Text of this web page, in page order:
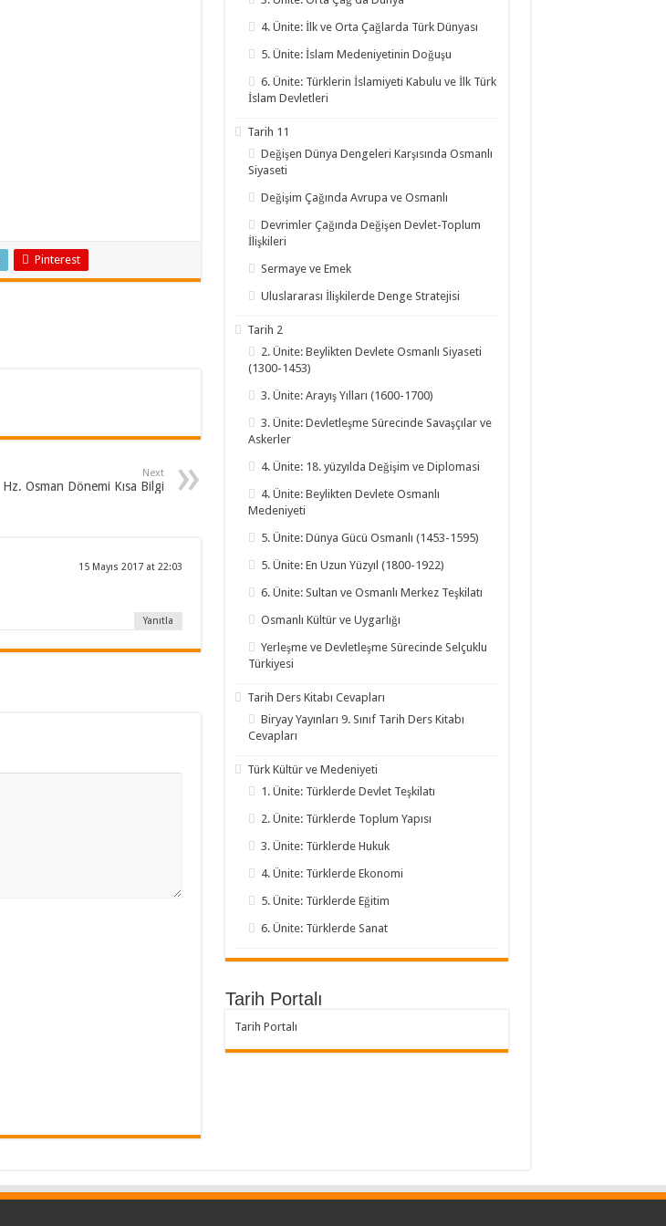
Pinterest
Next
Hz. Osman Dönemi Kısa Bilgi
15 Mayıs 2017 at 22:03
Yanıtla
4. Ünite: İlk ve Orta Çağlarda Türk Dünyası
5. Ünite: İslam Medeniyetinin Doğuşu
6. Ünite: Türklerin İslamiyeti Kabulu ve İlk Türk
İslam Devletleri
Tarih 11
Değişen Dünya Dengeleri Karşısında Osmanlı
Siyaseti
Değişim Çağında Avrupa ve Osmanlı
Devrimler Çağında Değişen Devlet-Toplum
İlişkileri
Sermaye ve Emek
Uluslararası İlişkilerde Denge Stratejisi
Tarih 2
2. Ünite: Beylikten Devlete Osmanlı Siyaseti
(1300-1453)
3. Ünite: Arayış Yılları (1600-1700)
3. Ünite: Devletleşme Sürecinde Savaşçılar ve
Askerler
4. Ünite: 18. yüzyılda Değişim ve Diplomasi
4. Ünite: Beylikten Devlete Osmanlı
Medeniyeti
5. Ünite: Dünya Gücü Osmanlı (1453-1595)
5. Ünite: En Uzun Yüzyıl (1800-1922)
6. Ünite: Sultan ve Osmanlı Merkez Teşkilatı
Osmanlı Kültür ve Uygarlığı
Yerleşme ve Devletleşme Sürecinde Selçuklu
Türkiyesi
Tarih Ders Kitabı Cevapları
Biryay Yayınları 9. Sınıf Tarih Ders Kitabı
Cevapları
Türk Kültür ve Medeniyeti
1. Ünite: Türklerde Devlet Teşkilatı
2. Ünite: Türklerde Toplum Yapısı
3. Ünite: Türklerde Hukuk
4. Ünite: Türklerde Ekonomi
5. Ünite: Türklerde Eğitim
6. Ünite: Türklerde Sanat
Tarih Portalı
Tarih Portalı